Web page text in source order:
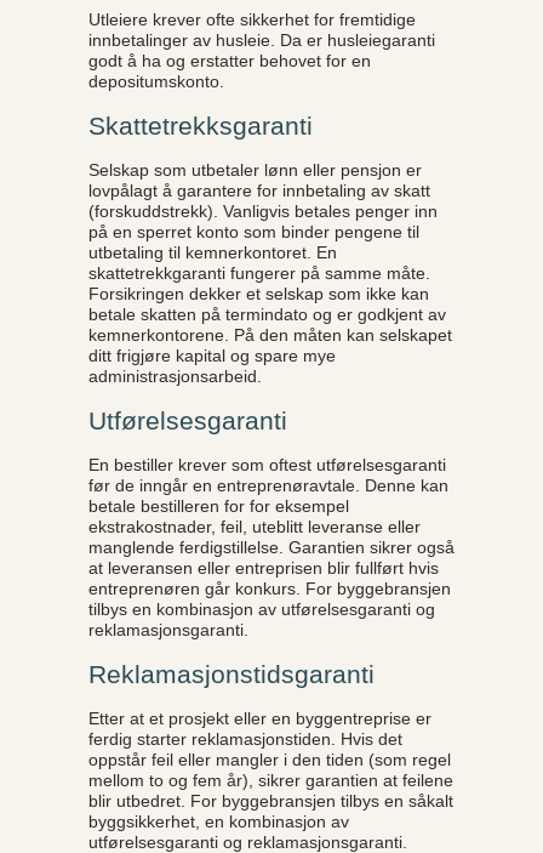
Utleiere krever ofte sikkerhet for fremtidige
innbetalinger av husleie. Da er husleiegaranti
godt å ha og erstatter behovet for en
depositumskonto.
Skattetrekksgaranti
Selskap som utbetaler lønn eller pensjon er
lovpålagt å garantere for innbetaling av skatt
(forskuddstrekk). Vanligvis betales penger inn
på en sperret konto som binder pengene til
utbetaling til kemnerkontoret. En
skattetrekkgaranti fungerer på samme måte.
Forsikringen dekker et selskap som ikke kan
betale skatten på termindato og er godkjent av
kemnerkontorene. På den måten kan selskapet
ditt frigjøre kapital og spare mye
administrasjonsarbeid.
Utførelsesgaranti
En bestiller krever som oftest utførelsesgaranti
før de inngår en entreprenøravtale. Denne kan
betale bestilleren for for eksempel
ekstrakostnader, feil, uteblitt leveranse eller
manglende ferdigstillelse. Garantien sikrer også
at leveransen eller entreprisen blir fullført hvis
entreprenøren går konkurs. For byggebransjen
tilbys en kombinasjon av utførelsesgaranti og
reklamasjonsgaranti.
Reklamasjonstidsgaranti
Etter at et prosjekt eller en byggentreprise er
ferdig starter reklamasjonstiden. Hvis det
oppstår feil eller mangler i den tiden (som regel
mellom to og fem år), sikrer garantien at feilene
blir utbedret. For byggebransjen tilbys en såkalt
byggsikkerhet, en kombinasjon av
utførelsesgaranti og reklamasjonsgaranti.